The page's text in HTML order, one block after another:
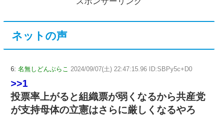
ネットの声
6: 名無しどんぶらこ 2024/09/07(土) 22:47:15.96 ID:SBPy5c+D0
>>1
投票率上がると組織票が弱くなるから共産党
が支持母体の立憲はさらに厳しくなるやろ